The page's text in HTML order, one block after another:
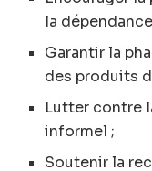
la
Garantir la
des produits
Lutter contre
informel ;
Soutenir la